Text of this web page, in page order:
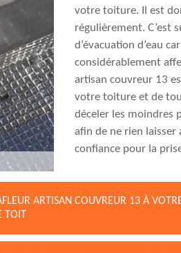
votre toiture. Il est
régulièrement. C’est
d’évacuation d’eau
considérablement
artisan couvreur 13
votre toiture et de
déceler les moindres
afin de ne rien laisser
confiance pour la
ARTISAN COUVREUR 13 À